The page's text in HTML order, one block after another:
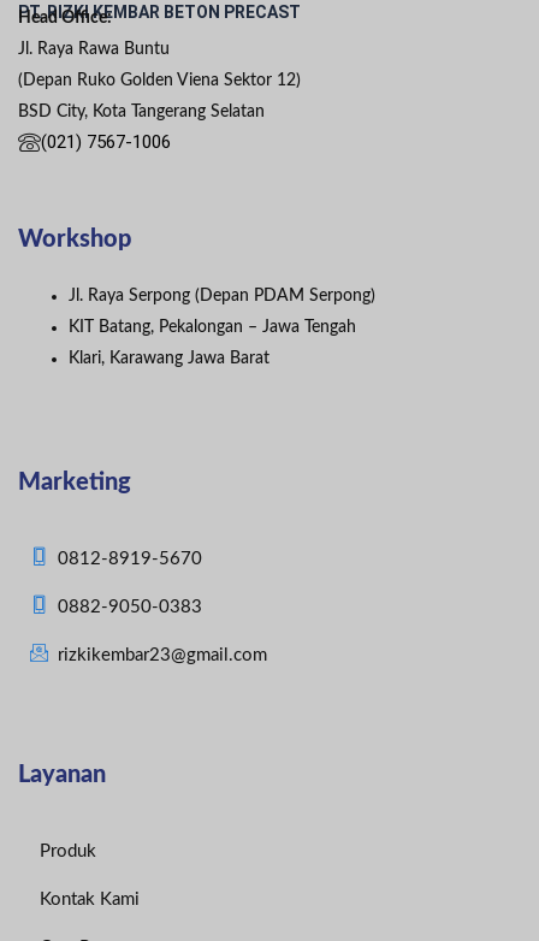
PT. RIZKI KEMBAR BETON PRECAST
Head Office:
Jl. Raya Rawa Buntu
(Depan Ruko Golden Viena Sektor 12)
BSD City, Kota Tangerang Selatan
(021) 7567-1006
Workshop
Jl. Raya Serpong (Depan PDAM Serpong)
KIT Batang, Pekalongan – Jawa Tengah
Klari, Karawang Jawa Barat
Marketing
0812-8919-5670
0882-9050-0383
rizkikembar23@gmail.com
Layanan
Produk
Kontak Kami